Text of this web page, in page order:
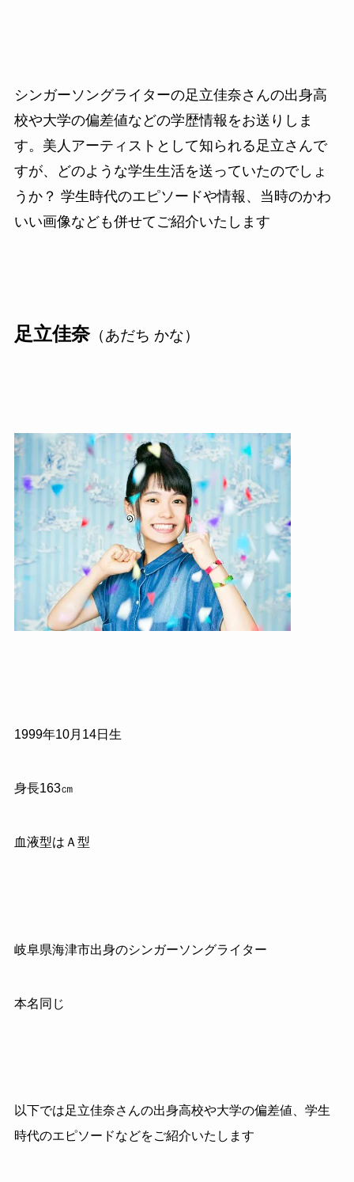
シンガーソングライターの足立佳奈さんの出身高
校や大学の偏差値などの学歴情報をお送りしま
す。美人アーティストとして知られる足立さんで
すが、どのような学生生活を送っていたのでしょ
うか？ 学生時代のエピソードや情報、当時のかわ
いい画像なども併せてご紹介いたします
足立佳奈（あだち かな）
1999年10月 14日生
身長163㎝
血液型はＡ型
岐阜県海津市出身のシンガーソングライター
本名同じ
以下では足立佳奈さんの出身高校や大学の偏差値、学生
時代のエピソードなどをご紹介いたします